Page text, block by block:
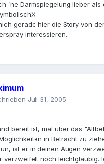
´ne Darmspiegelung lieber als
gerade hier die Story von
interessieren..
Juli 31, 2005
bereit ist, mal über das
in Betracht zu
ist er in deinen Augen
verzweifelt noch leichtgläubig.